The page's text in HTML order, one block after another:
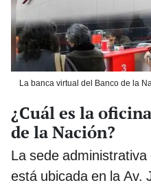
La banca virtual del Banco de la
¿Cuál es la
de la Nación?
La sede administrativa
está ubicada en la Av.